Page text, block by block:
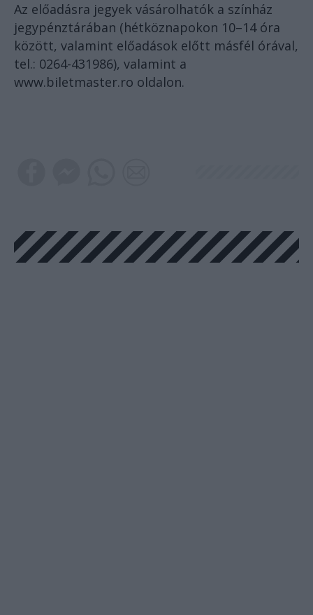
Az előadásra jegyek vásárolhatók a színház
jegypénztárában (hétköznapokon 10–14 óra
között, valamint előadások előtt másfél órával,
tel.: 0264-431986), valamint a
www.biletmaster.ro oldalon.